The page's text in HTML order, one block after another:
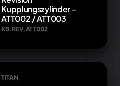
Kupplungszylinder -
ATT002 / ATT003
KB.REV.ATT002
TITAN